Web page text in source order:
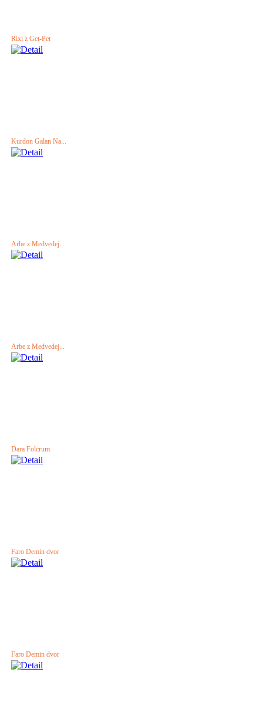
Rixi z Get-Pet
Kurdon Galan Na...
Arbe z Medvedej...
Arbe z Medvedej...
Dara Folcrum
Faro Demin dvor
Faro Demin dvor